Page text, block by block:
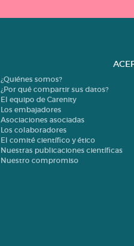
¿Quiénes somos?
¿Por qué compartir sus datos?
El equipo de Carenity
Los embajadores
Asociaciones asociadas
Los colaboradores
El comité científico y ético
Nuestras publicaciones científicas
Nuestro compromiso